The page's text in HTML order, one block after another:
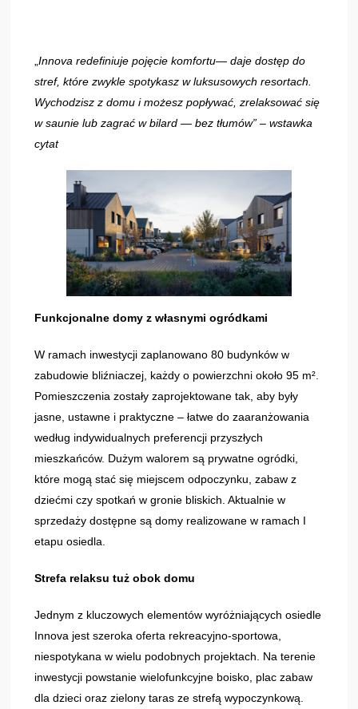
„Innova redefiniuje pojęcie komfortu— daje dostęp do
stref, które zwykle spotykasz w luksusowych resortach.
Wychodzisz z domu i możesz popływać, zrelaksować się
w saunie lub zagrać w bilard — bez tłumów” – wstawka
cytat
Funkcjonalne domy z własnymi ogródkami
W ramach inwestycji zaplanowano 80 budynków w
zabudowie bliźniaczej, każdy o powierzchni około 95 m².
Pomieszczenia zostały zaprojektowane tak, aby były
jasne, ustawne i praktyczne – łatwe do zaaranżowania
według indywidualnych preferencji przyszłych
mieszkańców. Dużym walorem są prywatne ogródki,
które mogą stać się miejscem odpoczynku, zabaw z
dziećmi czy spotkań w gronie bliskich. Aktualnie w
sprzedaży dostępne są domy realizowane w ramach I
etapu osiedla.
Strefa relaksu tuż obok domu
Jednym z kluczowych elementów wyróżniających osiedle
Innova jest szeroka oferta rekreacyjno-sportowa,
niespotykana w wielu podobnych projektach. Na terenie
inwestycji powstanie wielofunkcyjne boisko, plac zabaw
dla dzieci oraz zielony taras ze strefą wypoczynkową.